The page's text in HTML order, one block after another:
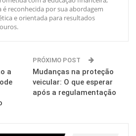
é reconhecida por sua abordagem
e orientada para resultados
a
PRÓXIMO POST
Mudanças na proteção
veicular: O que esperar
após a regulamentação